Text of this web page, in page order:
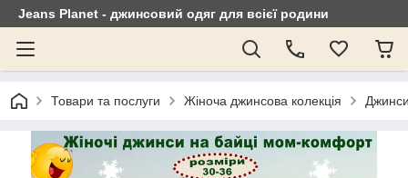
Jeans Planet - джинсовий одяг для всієї родини
Товари та послуги Жіноча джинсова колекція